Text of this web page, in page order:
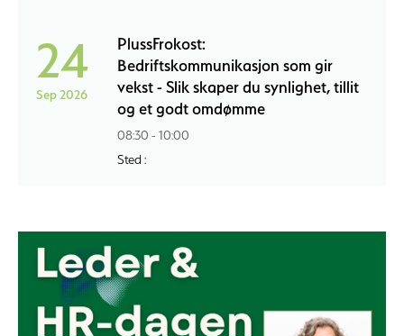
24
Sep 2026
PlussFrokost:
Bedriftskommunikasjon som gir
vekst - Slik skaper du synlighet, tillit
og et godt omdømme
08:30 - 10:00
Sted :